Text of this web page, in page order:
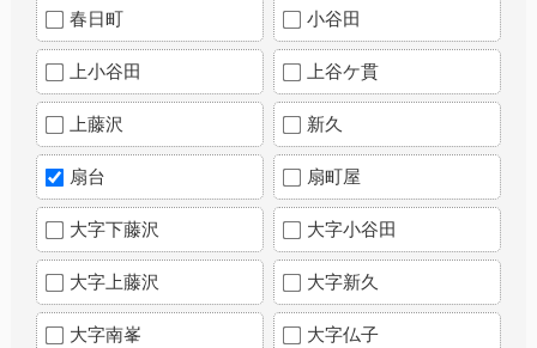
春日町 小谷田
上小谷田 上谷ケ貫
上藤沢 新久
扇台 扇町屋
大字下藤沢 大字小谷田
大字上藤沢 大字新久
大字南峯 大字仏子